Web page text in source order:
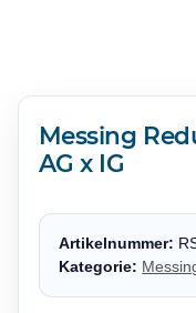
Messing
AG x IG
Artikelnummer:
Kategorie: